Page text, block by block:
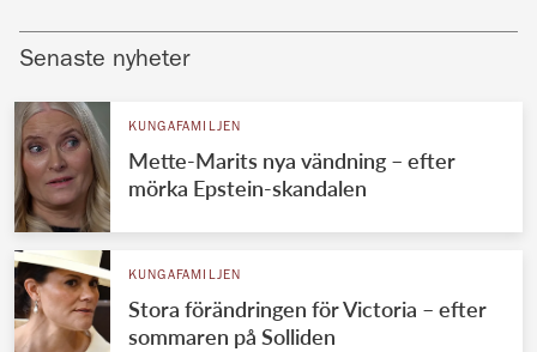
Senaste nyheter
KUNGAFAMILJEN
Mette-Marits nya vändning – efter
mörka Epstein-skandalen
KUNGAFAMILJEN
Stora förändringen för Victoria – efter
sommaren på Solliden